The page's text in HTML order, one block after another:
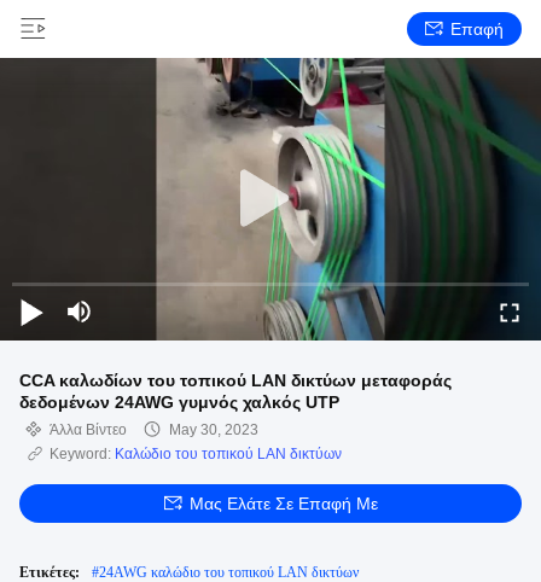
Επαφή
CCA καλωδίων του τοπικού LAN δικτύων μεταφοράς
δεδομένων 24AWG γυμνός χαλκός UTP
Άλλα Βίντεο
May 30, 2023
Keyword: Καλώδιο του τοπικού LAN δικτύων
Μας Ελάτε Σε Επαφή Με
Ετικέτες: #24AWG καλώδιο του τοπικού LAN δικτύων